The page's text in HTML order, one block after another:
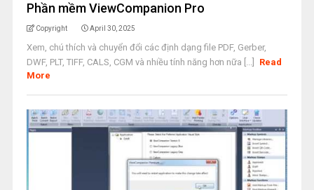
Phần mềm ViewCompanion Pro
Copyright April 30, 2025
Xem, chú thích và chuyển đổi các định dạng file PDF, Gerber,
DWF, PLT, TIFF, CALS, CGM và nhiều tính năng hơn nữa [...]
Read
More